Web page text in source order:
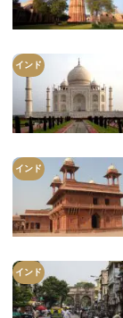
インド
インド
インド